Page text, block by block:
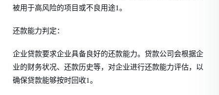
被用于高风险的项目或不良用途1。
还款能力判定：
企业贷款要求企业具备良好的还款能力。贷款公司会根据企
业的财务状况、还款历史等，对企业进行还款能力评估，以
确保贷款能够按时回收1。